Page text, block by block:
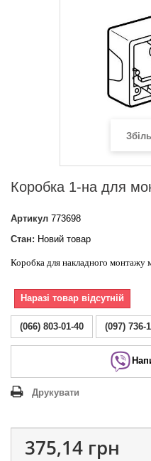
Коробка 1-на для
Артикул 773698
Стан: Новий товар
Коробка для накладного монтажу
Наразі товар відсутній
(066) 803-01-40 (097) 736-
Друкувати
375,14 грн